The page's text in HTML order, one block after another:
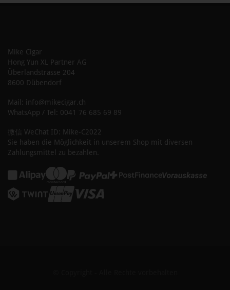
Mike Cigar
Hong Yun XL Partner AG
Überlandstrasse 204
8600 Dübendorf
Mail: info@mikecigar.ch
WhatsApp / Tel: 0041 76 685 69 89
微信 WeChat ID: Mike-C2022
Sie haben die Möglichkeit in unserem Shop mit diversen
Zahlungsmittel zu bezahlen.